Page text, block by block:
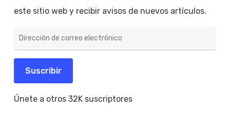
este sitio web y recibir avisos de nuevos artículos.
de
electrónico
Suscribir
Únete a otros 32K suscriptores